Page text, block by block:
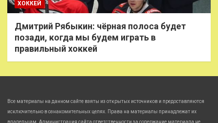
ХОККЕЙ
Дмитрий Рябыкин: чёрная полоса будет
позади, когда мы будем играть в
правильный хоккей
Все материалы на данном сайте взяты из открытых источников и предоставляются
исключительно в ознакомительных целях. Права на материалы принадлежат их
владельцам. Администрация сайта ответственности за содержание материала не